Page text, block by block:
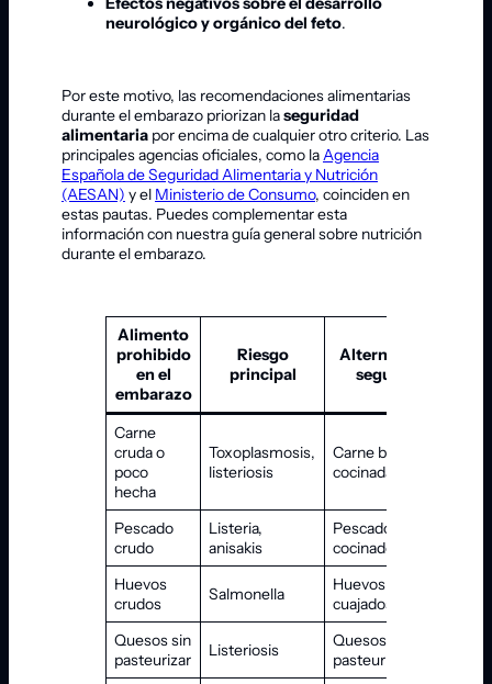
neurológico y orgánico del feto.
Por este motivo, las recomendaciones alimentarias
durante el embarazo priorizan laseguridad
alimentaria por encima de cualquier otro criterio. Las
principales agencias oficiales, como laAgencia
Española de Seguridad Alimentaria y Nutrición
(AESAN) y el Ministerio de Consumo, coinciden en
estas pautas. Puedes complementar esta
información con nuestra guía general sobre nutrición
durante el embarazo.
Alimento
prohibido
en el
embarazo
Riesgo
principal
Alternativa
segura
Carne
cruda o
poco
hecha
Toxoplasmosis,
listeriosis
Carne bien
cocinada
Pescado
crudo
Listeria,
anisakis
Pescado bien
cocinado
Huevos
crudos
Salmonella
Huevos bien
cuajados
Quesos sin
pasteurizar
Listeriosis
Quesos
pasteurizados